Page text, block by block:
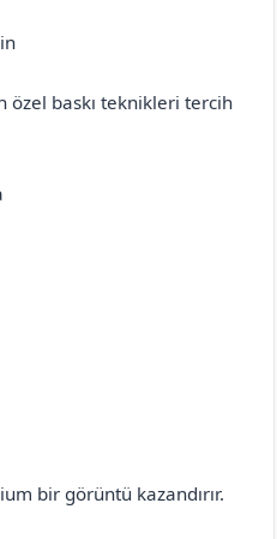
özel baskı teknikleri tercih
bir görüntü kazandırır.